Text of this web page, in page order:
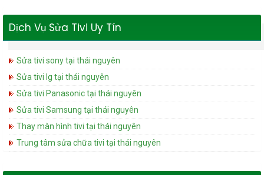
Dịch Vụ Sửa Tivi Uy Tín
Sửa tivi sony tại thái nguyên
Sửa tivi lg tại thái nguyên
Sửa tivi Panasonic tại thái nguyên
Sửa tivi Samsung tại thái nguyên
Thay màn hình tivi tại thái nguyên
Trung tâm sửa chữa tivi tại thái nguyên